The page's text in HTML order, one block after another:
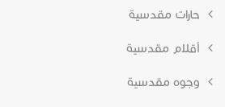
حارات مقدسية
أقلام مقدسية
وجوه مقدسية